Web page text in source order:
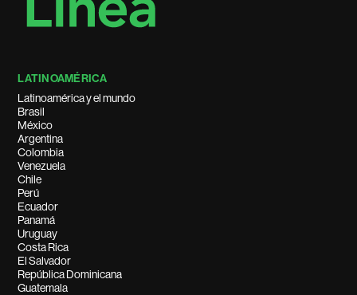
LATINOAMÉRICA
Latinoamérica y el mundo
Brasil
México
Argentina
Colombia
Venezuela
Chile
Perú
Ecuador
Panamá
Uruguay
Costa Rica
El Salvador
República Dominicana
Guatemala